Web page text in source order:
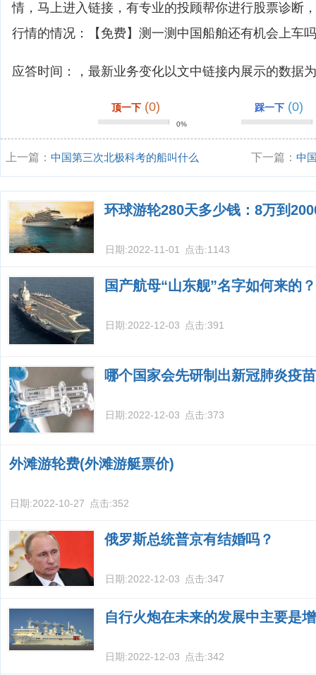
情，马上进入链接，有专业的投顾帮你进行股票诊断
行情的情况：【免费】测一测中国船舶还有机会上车
应答时间：，最新业务变化以文中链接内展示的数据
顶一下 (0)
0%
踩一下 (0)
上一篇： 中国第三次北极科考的船叫什么
啊?
下一篇：中
光，距离海
环球游轮280天多少钱：8万到
日期:2022-11-01 点击:1143
国产航母“山东舰”名字如何来的？
日期:2022-12-03 点击:391
哪个国家会先研制出新冠肺炎疫
日期:2022-12-03 点击:373
外滩游轮费(外滩游艇票价)
日期:2022-10-27 点击:352
俄罗斯总统普京有结婚吗？
日期:2022-12-03 点击:347
自行火炮在未来的发展中主要是
日期:2022-12-03 点击:342